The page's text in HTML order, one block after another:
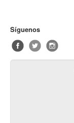
Síguenos